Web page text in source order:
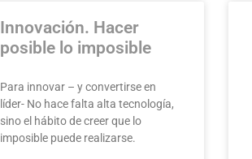
Innovación. Hacer
posible lo imposible
Para innovar – y convertirse en
líder- No hace falta alta tecnología,
sino el hábito de creer que lo
imposible puede realizarse.